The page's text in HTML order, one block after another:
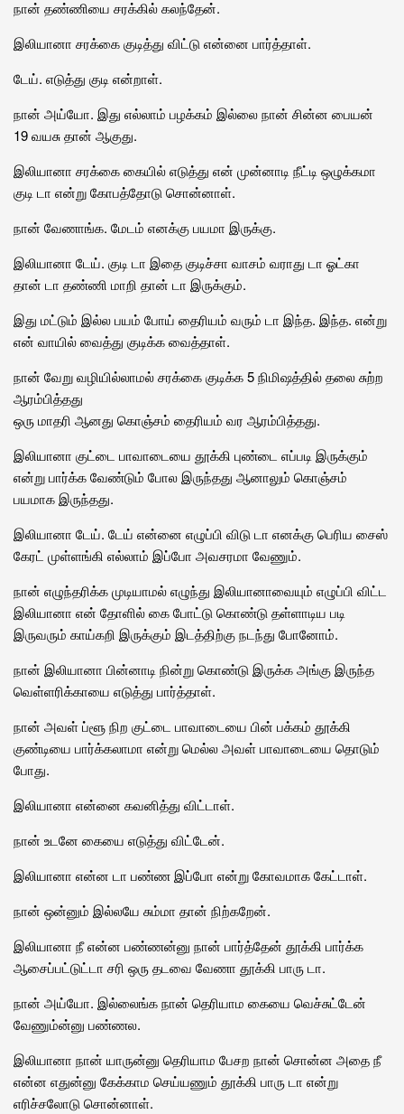
நான் தண்ணியை சரக்கில் கலந்தேன்.
இலியானா சரக்கை குடித்து விட்டு என்னை பார்த்தாள்.
டேய். எடுத்து குடி என்றாள்.
நான் அய்யோ. இது எல்லாம் பழக்கம் இல்லை நான் சின்ன பையன்
19 வயசு தான் ஆகுது.
இலியானா சரக்கை கையில் எடுத்து என் முன்னாடி நீட்டி ஒழுக்கமா
குடி டா என்று கோபத்தோடு சொன்னாள்.
நான் வேணாங்க. மேடம் எனக்கு பயமா இருக்கு.
இலியானா டேய். குடி டா இதை குடிச்சா வாசம் வராது டா ஓட்கா
தான் டா தண்ணி மாறி தான் டா இருக்கும்.
இது மட்டும் இல்ல பயம் போய் தைரியம் வரும் டா இந்த. இந்த. என்று
என் வாயில் வைத்து குடிக்க வைத்தாள்.
நான் வேறு வழியில்லாமல் சரக்கை குடிக்க 5 நிமிஷத்தில் தலை சுற்ற
ஆரம்பித்தது
ஒரு மாதரி ஆனது கொஞ்சம் தைரியம் வர ஆரம்பித்தது.
இலியானா குட்டை பாவாடையை தூக்கி புண்டை எப்படி இருக்கும்
என்று பார்க்க வேண்டும் போல இருந்தது ஆனாலும் கொஞ்சம்
பயமாக இருந்தது.
இலியானா டேய். டேய் என்னை எழுப்பி விடு டா எனக்கு பெரிய சைஸ்
கேரட் முள்ளங்கி எல்லாம் இப்போ அவசரமா வேணும்.
நான் எழுந்தரிக்க முடியாமல் எழுந்து இலியானாவையும் எழுப்பி விட்ட
இலியானா என் தோளில் கை போட்டு கொண்டு தள்ளாடிய படி
இருவரும் காய்கறி இருக்கும் இடத்திற்கு நடந்து போனோம்.
நான் இலியானா பின்னாடி நின்று கொண்டு இருக்க அங்கு இருந்த
வெள்ளரிக்காயை எடுத்து பார்த்தாள்.
நான் அவள் ப்ளூ நிற குட்டை பாவாடையை பின் பக்கம் தூக்கி
குண்டியை பார்க்கலாமா என்று மெல்ல அவள் பாவாடையை தொடும்
போது.
இலியானா என்னை கவனித்து விட்டாள்.
நான் உடனே கையை எடுத்து விட்டேன்.
இலியானா என்ன டா பண்ண இப்போ என்று கோவமாக கேட்டாள்.
நான் ஒன்னும் இல்லயே சும்மா தான் நிற்கறேன்.
இலியானா நீ என்ன பண்ணன்னு நான் பார்த்தேன் தூக்கி பார்க்க
ஆசைப்பட்டுட்டா சரி ஒரு தடவை வேணா தூக்கி பாரு டா.
நான் அய்யோ. இல்லைங்க நான் தெரியாம கையை வெச்சுட்டேன்
வேணும்ன்னு பண்ணல.
இலியானா நான் யாருன்னு தெரியாம பேசற நான் சொன்ன அதை நீ
என்ன எதுன்னு கேக்காம செய்யணும் தூக்கி பாரு டா என்று
எரிச்சலோடு சொன்னாள்.